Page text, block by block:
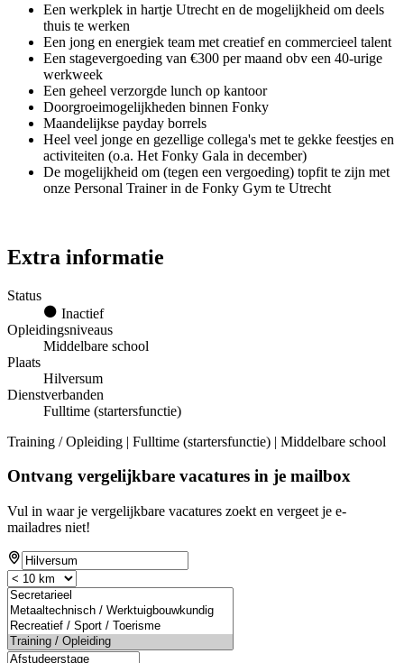
Een werkplek in hartje Utrecht en de mogelijkheid om deels
thuis te werken
Een jong en energiek team met creatief en commercieel talent
Een stagevergoeding van €300 per maand obv een 40-urige
werkweek
Een geheel verzorgde lunch op kantoor
Doorgroeimogelijkheden binnen Fonky
Maandelijkse payday borrels
Heel veel jonge en gezellige collega's met te gekke feestjes en
activiteiten (o.a. Het Fonky Gala in december)
De mogelijkheid om (tegen een vergoeding) topfit te zijn met
onze Personal Trainer in de Fonky Gym te Utrecht
Extra informatie
Status
Inactief
Opleidingsniveaus
Middelbare school
Plaats
Hilversum
Dienstverbanden
Fulltime (startersfunctie)
Training / Opleiding | Fulltime (startersfunctie) | Middelbare school
Ontvang vergelijkbare vacatures in je mailbox
Vul in waar je vergelijkbare vacatures zoekt en vergeet je e-
mailadres niet!